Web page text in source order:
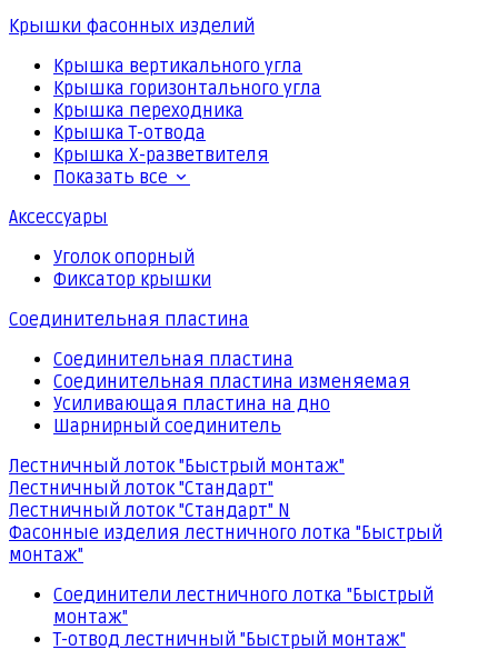
Крышки фасонных изделий
Крышка вертикального угла
Крышка горизонтального угла
Крышка переходника
Крышка Т-отвода
Крышка Х-разветвителя
Показать все
Аксессуары
Уголок опорный
Фиксатор крышки
Соединительная пластина
Соединительная пластина
Соединительная пластина изменяемая
Усиливающая пластина на дно
Шарнирный соединитель
Лестничный лоток "Быстрый монтаж"
Лестничный лоток "Стандарт"
Лестничный лоток "Стандарт" N
Фасонные изделия лестничного лотка "Быстрый
монтаж"
Соединители лестничного лотка "Быстрый
монтаж"
Т-отвод лестничный "Быстрый монтаж"